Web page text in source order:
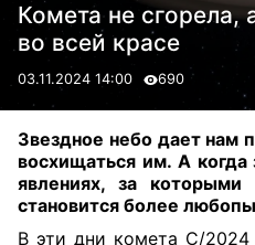
Комета не сгорела,
во всей красе
03.11.2024 14:00 690
Звездное небо дает нам
восхищаться им. А
явлениях, за
становится более
В эти дни комета С/2024